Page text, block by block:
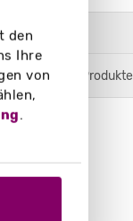
den
Ihre
von
.
passende Produkte